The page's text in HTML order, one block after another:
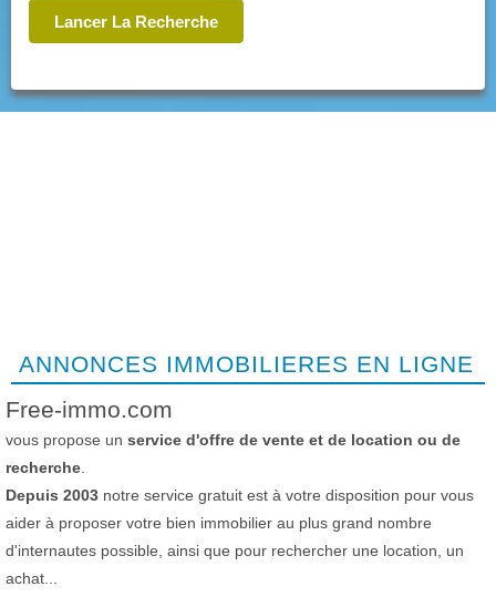
ANNONCES IMMOBILIERES EN LIGNE
Free-immo.com
vous propose unservice d'offre de vente et de location ou de
recherche
Depuis 2003 notre service gratuit est à votre disposition pour vous
aider à proposer votre bien immobilier au plus grand nombre
d'internautes possible, ainsi que pour rechercher une location, un
achat...